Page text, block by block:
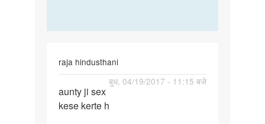
raja hindusthani
बुध, 04/19/2017 - 11:15 बजे
aunty
ji
aunty ji sex
kese kerte h